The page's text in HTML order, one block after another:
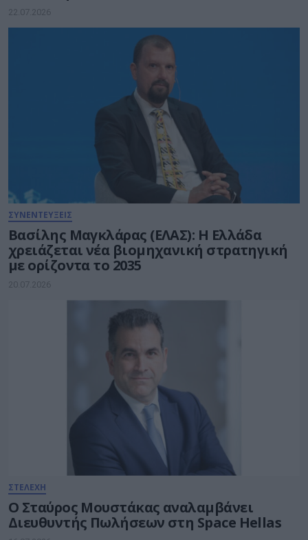
22.07.2026
ΣΥΝΕΝΤΕΥΞΕΙΣ
Βασίλης Μαγκλάρας (ΕΛΑΣ): Η Ελλάδα
χρειάζεται νέα βιομηχανική στρατηγική
με ορίζοντα το 2035
20.07.2026
ΣΤΕΛΕΧΗ
Ο Σταύρος Μουστάκας αναλαμβάνει
Διευθυντής Πωλήσεων στη Space Hellas